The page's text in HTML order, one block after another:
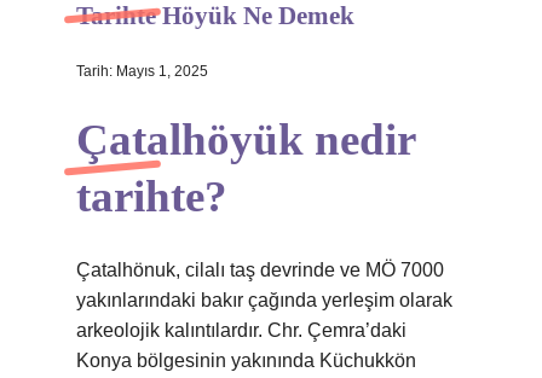
Hakkımızda
Tarihte Höyük Ne Demek
Tarih: Mayıs 1, 2025
Çatalhöyük nedir
tarihte?
Çatalhönuk, cilalı taş devrinde ve MÖ 7000
yakınlarındaki bakır çağında yerleşim olarak
arkeolojik kalıntılardır. Chr. Çemra’daki
Konya bölgesinin yakınında Küchukkön